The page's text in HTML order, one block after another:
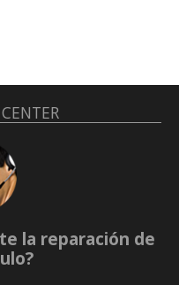
la reparación de